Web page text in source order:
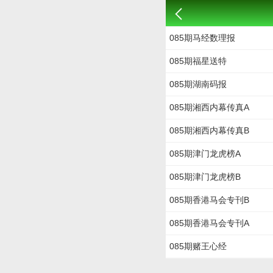
085期马经数理报
085期福星送特
085期湖南码报
085期湘西内幕传真A
085期湘西内幕传真B
085期津门龙虎榜A
085期津门龙虎榜B
085期香港马会专刊B
085期香港马会专刊A
085期赌王心经